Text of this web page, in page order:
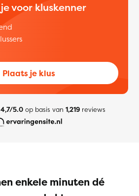
voor kluskenner
Plaats je klus
4,7/5.0op basis van 1,219reviews
enkele minuten dé